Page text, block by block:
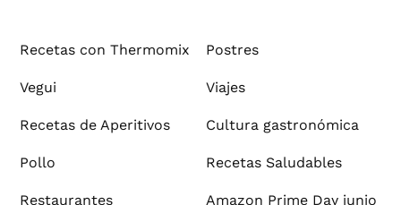
Recetas con Thermomix Postres
Vegui Viajes
Recetas de Aperitivos Cultura gastronómica
Pollo Recetas Saludables
Restaurantes
Amazon Prime Day junio